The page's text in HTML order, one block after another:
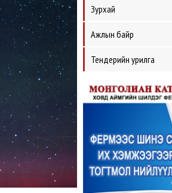
Зурхай
Ажлын байр
Тендерийн урилга